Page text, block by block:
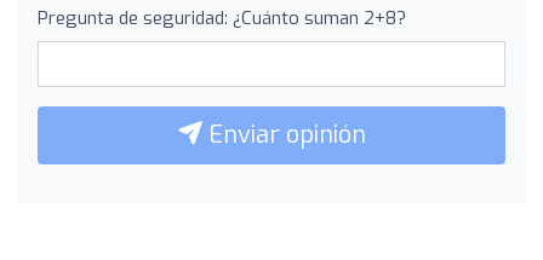
Pregunta de seguridad: ¿Cuánto suman 2+8?
Enviar opinión